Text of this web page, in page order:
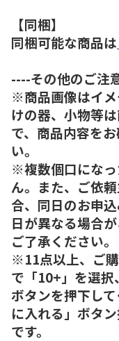
【同梱】
同梱可能な商品は
----その他のご注
※商品画像はイメ
けの器、小物等
で、商品内容を
い。
※複数個口にな
ん。また、ご依
合、同日のお申
日が異なる場合
ご了承ください。
※11点以上、ご
で「10+」を選択
ボタンを押下し
に入れる」ボタ
です。